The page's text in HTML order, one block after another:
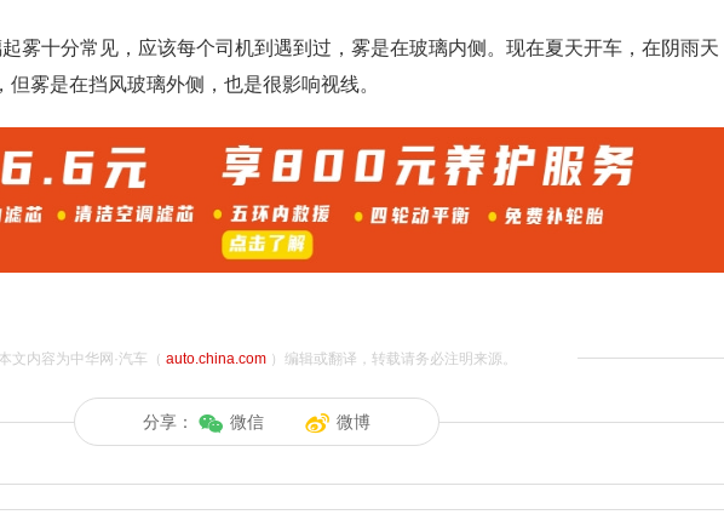
雾十分常见，应该每个司机到遇到过，雾是在玻璃内侧。现在夏天开车，在阴雨天
雾是在挡风玻璃外侧，也是很影响视线。
文内容为中华网·汽车（ auto.china.com）编辑或翻译，转载请务必注明来源。
分享： 微信 微博